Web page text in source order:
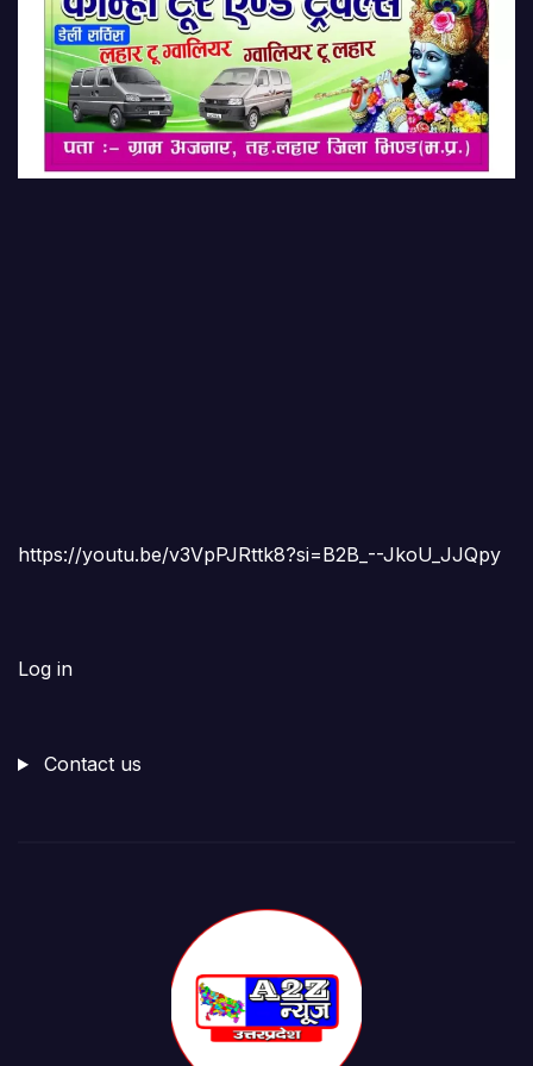
https://youtu.be/v3VpPJRttk8?si=B2B_--JkoU_JJQpy
Log in
Contact us